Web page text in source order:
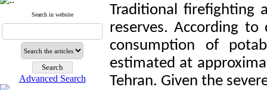
Search in website
Advanced Search
Traditional firefighting
reserves. According to
consumption of
estimated at
Tehran. Given the